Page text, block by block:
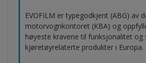
EVOFILM er typegodkjent (ABG) av
motorvognkontoret (KBA) og
høyeste kravene til funksjonalitet og
kjøretøyrelaterte produkter i Europa.